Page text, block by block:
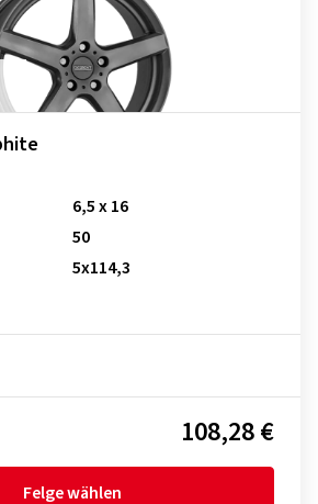
6,5 x 16
50
5x114,3
108,28 €
Felge wählen